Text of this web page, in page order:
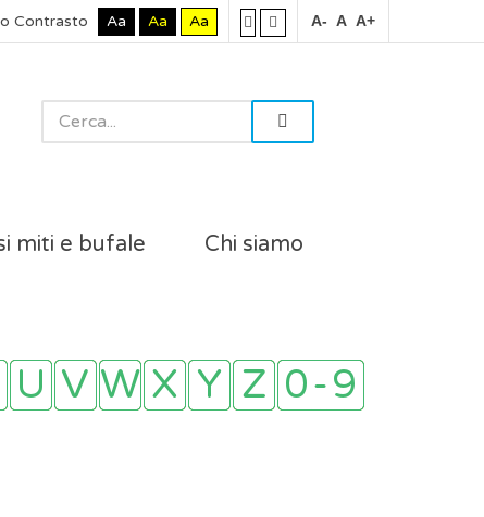
Contrasto Aa Aa Aa A- A A+
miti e bufale Chi siamo